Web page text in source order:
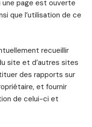
une page est ouverte
que l’utilisation de ce
recueillir
site et d’autres sites
des rapports sur
et fournir
de celui-ci et